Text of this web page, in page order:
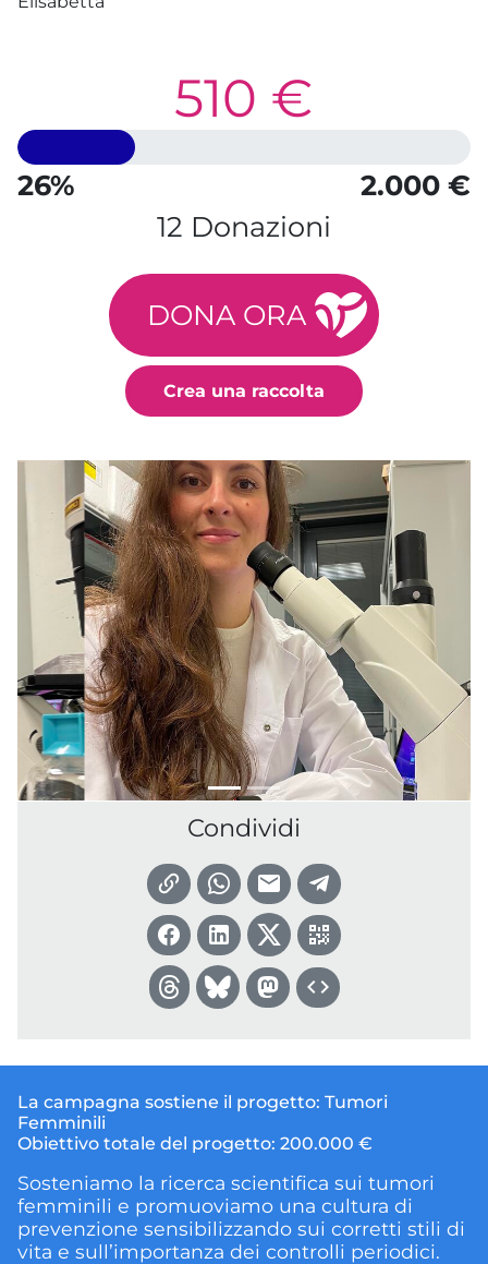
510 €
26%
2.000 €
12 Donazioni
DONA ORA
Crea una raccolta
Condividi
La campagna sostiene il progetto: Tumori
Femminili
Obiettivo totale del progetto: 200.000 €
Sosteniamo la ricerca scientifica sui tumori
femminili e promuoviamo una cultura di
prevenzione sensibilizzando sui corretti stili di
vita e sull’importanza dei controlli periodici.